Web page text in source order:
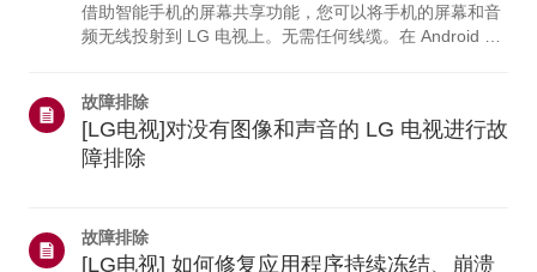
网？-------------------- * 路由器可能已关闭，或者您的互联
网服务提供商（ISP）可能出现...
借助智能手机的屏幕共享功能，您可以将手机的屏幕和音
频无线投射到 LG 电视上。无需任何线缆。在 Android 设
确保手机和电视连接到同一个 Wi-Fi 网络，然后打开“控制
中心”，使用“屏幕镜像”（AirPlay）选择您的电视。如果您
的 iPhone 无法连接，请在电视上打开 [主页仪表盘]，并
故障排除
[LG电视]对没有图像和声音的 LG 电视进行故
障排除
故障排除
[LG电视] 如何修复应用程序持续冻结、崩溃